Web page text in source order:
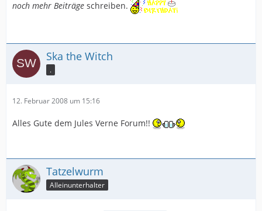
noch mehr Beiträge schreiben.
Ska the Witch
.
12. Februar 2008 um 15:16
Alles Gute dem Jules Verne Forum!!
Tatzelwurm
Alleinunterhalter